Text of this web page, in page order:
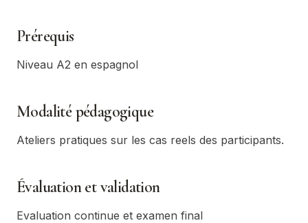
Prérequis
Niveau A2 en espagnol
Modalité pédagogique
Ateliers pratiques sur les cas reels des participants.
Évaluation et validation
Evaluation continue et examen final